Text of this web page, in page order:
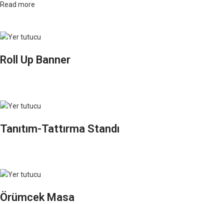
Read more
Roll Up Banner
Tanıtım-Tattırma Standı
Örümcek Masa